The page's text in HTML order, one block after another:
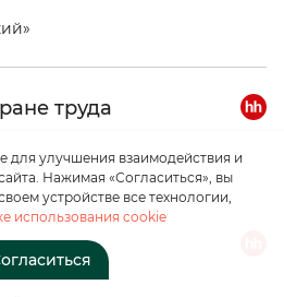
труда
улучшения взаимодействия и
Нажимая «Согласиться», вы
устройстве все технологии,
использования cookie